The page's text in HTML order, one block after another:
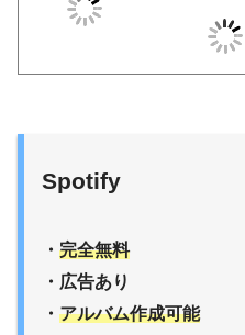
Spotify
・ 完全無料
・広告あり
・ アルバム作成可能